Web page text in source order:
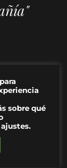
y cultura
sobre qué